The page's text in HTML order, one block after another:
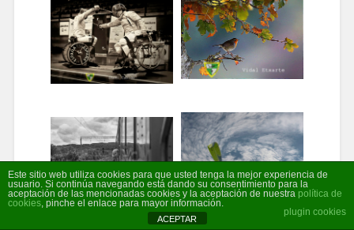
Este sitio web utiliza cookies para que usted tenga la mejor experiencia de
usuario. Si continúa navegando está dando su consentimiento para la
aceptación de las mencionadas cookies y la aceptación de nuestra política de
cookies, pinche el enlace para mayor información.
plugin cookies
ACEPTAR